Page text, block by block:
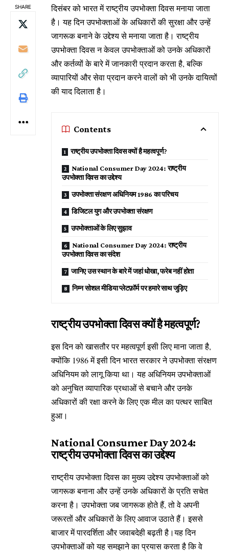
SHARE
दिसंबर को भारत में राष्ट्रीय उपभोक्ता दिवस मनाया जाता
है। यह दिन उपभोक्ताओं के अधिकारों की सुरक्षा और उन्हें
जागरूक बनाने के उद्देश्य से मनाया जाता है। राष्ट्रीय
उपभोक्ता दिवस न केवल उपभोक्ताओं को उनके अधिकारों
और कर्तव्यों के बारे में जानकारी प्रदान करता है, बल्कि
व्यापारियों और सेवा प्रदान करने वालों को भी उनके दायित्वों
की याद दिलाता है।
Contents
राष्ट्रीय उपभोक्ता दिवस क्यों है महत्वपूर्ण?
National Consumer Day 2024: राष्ट्रीय
उपभोक्ता दिवस का उद्देश्य
उपभोक्ता संरक्षण अधिनियम 1986 का परिचय
डिजिटल युग और उपभोक्ता संरक्षण
उपभोक्ताओं के लिए सुझाव
National Consumer Day 2024: राष्ट्रीय
उपभोक्ता दिवस का संदेश
जानिए उस स्थान के बारे में जहां धोखा, फरेब नहीं होता
निम्न सोशल मीडिया प्लेटफ़ॉर्म पर हमारे साथ जुड़िए
राष्ट्रीय उपभोक्ता दिवस क्यों है महत्वपूर्ण?
इस दिन को खासतौर पर महत्वपूर्ण इसी लिए माना जाता है,
क्योंकि 1986 में इसी दिन भारत सरकार ने उपभोक्ता संरक्षण
अधिनियम को लागू किया था। यह अधिनियम उपभोक्ताओं
को अनुचित व्यापारिक प्रथाओं से बचाने और उनके
अधिकारों की रक्षा करने के लिए एक मील का पत्थर साबित
हुआ।
National Consumer Day 2024:
राष्ट्रीय उपभोक्ता दिवस का उद्देश्य
राष्ट्रीय उपभोक्ता दिवस का मुख्य उद्देश्य उपभोक्ताओं को
जागरूक बनाना और उन्हें उनके अधिकारों के प्रति सचेत
करना है। उपभोक्ता जब जागरूक होते हैं, तो वे अपनी
जरूरतों और अधिकारों के लिए आवाज उठाते हैं। इससे
बाजार में पारदर्शिता और जवाबदेही बढ़ती है।यह दिन
उपभोक्ताओं को यह समझाने का प्रयास करता है कि वे